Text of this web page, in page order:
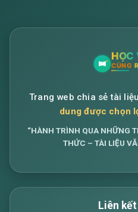
Trang web chia sẻ tài
dung được chọn
“HÀNH TRÌNH QUA NHỮNG
THỨC – TÀI LIỆU
Liên